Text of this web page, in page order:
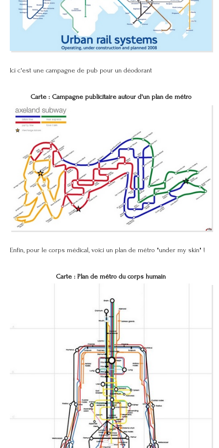
Ici c'est une campagne de pub pour un déodorant
Carte : Campagne publicitaire autour d'un plan de métro
Enfin, pour le corps médical, voici un plan de métro "under my skin" !
Carte : Plan de métro du corps humain